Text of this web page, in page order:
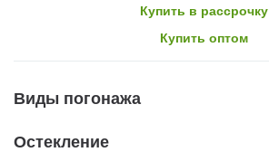
Купить в рассрочку
Купить оптом
Виды погонажа
Остекление